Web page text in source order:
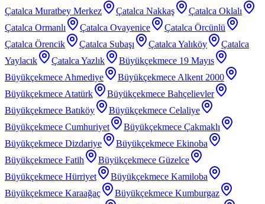
Çatalca Muratbey Merkez
Çatalca Nakkaş
Çatalca Oklalı
Çatalca Ormanlı
Çatalca Ovayenice
Çatalca Örcünlü
Çatalca Örencik
Çatalca Subaşı Çatalca Yalıköy
Çatalca
Yaylacık
Çatalca Yazlık
Büyükçekmece 19 Mayıs
Büyükçekmece Ahmediye
Büyükçekmece Alkent 2000
Büyükçekmece Atatürk
Büyükçekmece Bahçelievler
Büyükçekmece Batıköy
Büyükçekmece Celaliye
Büyükçekmece Cumhuriyet
Büyükçekmece Çakmaklı
Büyükçekmece Dizdariye
Büyükçekmece Ekinoba
Büyükçekmece Fatih
Büyükçekmece Güzelce
Büyükçekmece Hürriyet
Büyükçekmece Kamiloba
Büyükçekmece Karaağaç
Büyükçekmece Kumburgaz